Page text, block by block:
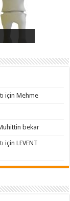
içinMehme
bekar
içinLEVENT